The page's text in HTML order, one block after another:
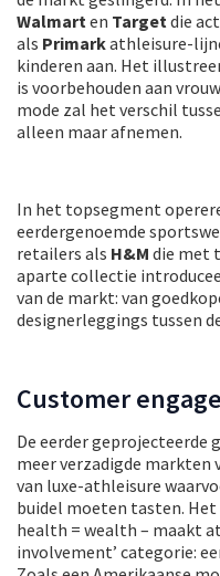
Walmart en Target die
als Primarkathleisure-
kinderen aan. Het
is voorbehouden aan
mode zal het verschil
alleen maar afnemen.
In het topsegment
eerdergenoemde
retailers als H&M die met
aparte collectie
van de markt: van
designerleggings tussen
Customer
De eerder geprojecteerde
meer verzadigde markten
van luxe-athleisure
buidel moeten tasten. Het
health = wealth – maakt
involvement’ categorie: